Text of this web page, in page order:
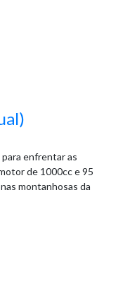
enfrentar as
de 1000cc e 95
montanhosas da